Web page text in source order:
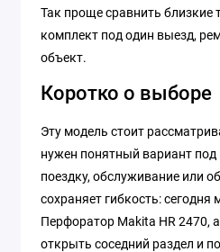
Так проще сравнить близкие
комплект под один выезд,
объект.
Коротко о выборе
Эту модель стоит
нужен понятный вариант под
поездку, обслуживание или
сохраняет гибкость:
Перфоратор Makita HR 2470,
открыть соседний раздел и